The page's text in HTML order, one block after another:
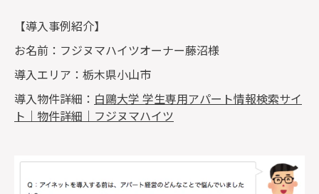
【導入事例紹介】
お名前：フジヌマハイツオーナー藤沼様
導入エリア：栃木県小山市
導入物件詳細： 白鷗大学 学生専用アパート情報検索サイ
ト｜物件詳細｜フジヌマハイツ